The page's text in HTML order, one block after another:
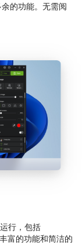
的功能。无需阅
行，包括
富的功能和简洁的